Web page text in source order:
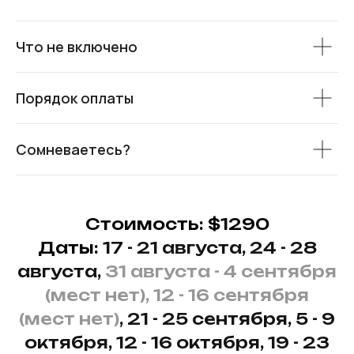
Что не включено
Порядок оплаты
Сомневаетесь?
Стоимость: $1290
Даты: 17 - 21 августа, 24 - 28
августа, 31 августа - 4 сентября
(мест нет), 12 - 16 сентября
(мест нет), 21 - 25 сентября, 5 - 9
октября, 12 - 16 октября, 19 - 23